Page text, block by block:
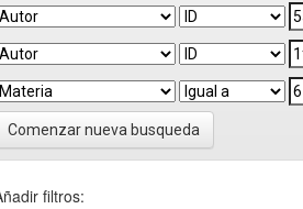
Comenzar nueva busqueda
filtros: